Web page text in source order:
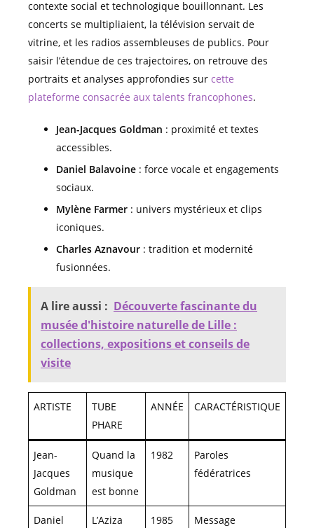
contexte social et technologique bouillonnant. Les
concerts se multipliaient, la télévision servait de
vitrine, et les radios assembleuses de publics. Pour
saisir l’étendue de ces trajectoires, on retrouve des
portraits et analyses approfondies sur cette
plateforme consacrée aux talents francophones.
Jean-Jacques Goldman : proximité et textes
accessibles.
Daniel Balavoine : force vocale et engagements
sociaux.
Mylène Farmer : univers mystérieux et clips
iconiques.
Charles Aznavour : tradition et modernité
fusionnées.
A lire aussi : Découverte fascinante du
musée d'histoire naturelle de Lille :
collections, expositions et conseils de
visite
ARTISTE
TUBE
PHARE
ANNÉE CARACTÉRISTIQUE
Jean-
Jacques
Goldman
Quand la
musique
est bonne
1982
Paroles
fédératrices
Daniel L’Aziza 1985 Message